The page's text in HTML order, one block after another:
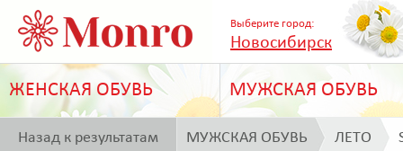
Выберите город:
Новосибирск
ЖЕНСКАЯ ОБУВЬ МУЖСКАЯ ОБУВЬ
Назад к результатам МУЖСКАЯ ОБУВЬ ЛЕТО